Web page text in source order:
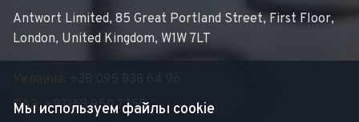
Antwort Limited, 85 Great Portland Street, First Floor,
London, United Kingdom, W1W 7LT
ОАЭ:+97158 950 7355
Мы используем файлы cookie